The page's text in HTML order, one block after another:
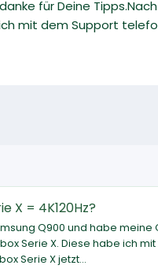
für Deine
mit dem Support
X = 4K120Hz?
Q900 und habe
Serie X. Diese habe ich
Serie X jetzt...